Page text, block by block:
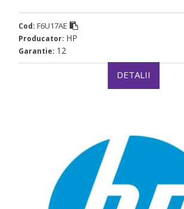
Cod: F6U17AE
Producator: HP
Garantie: 12
DETALII